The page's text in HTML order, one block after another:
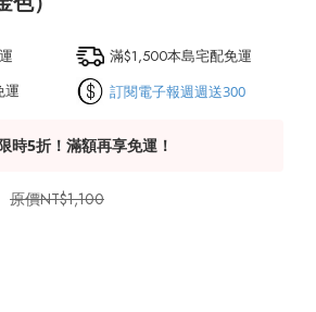
滿$1,500本島宅配免運
運
訂閱電子報週週送300
時5折！滿額再享免運！
NT$1,100